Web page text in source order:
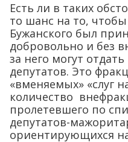
Есть ли в таких
то шанс на то,
Бужанского был
добровольно и без
за него могут
депутатов. Это
«вменяемых» «слуг
количество
пролетевшего по
депутатов-
ориентирующихся